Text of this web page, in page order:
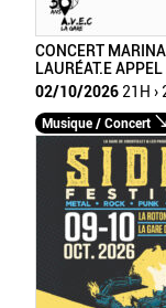
CONCERT
LAURÉAT.E
02/10/2026 21H ›
Musique / Concert